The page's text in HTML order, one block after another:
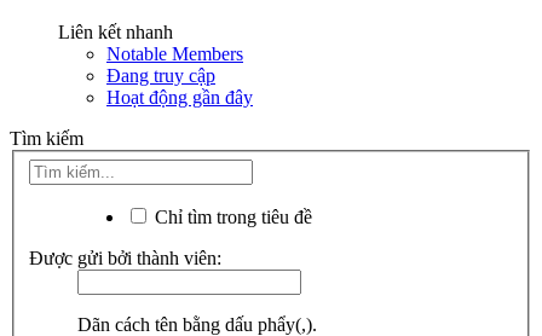
Liên kết nhanh
Notable Members
Đang truy cập
Hoạt động gần đây
Tìm kiếm
Chỉ tìm trong tiêu đề
Được gửi bởi thành viên:
Dãn cách tên bằng dấu phẩy(,).